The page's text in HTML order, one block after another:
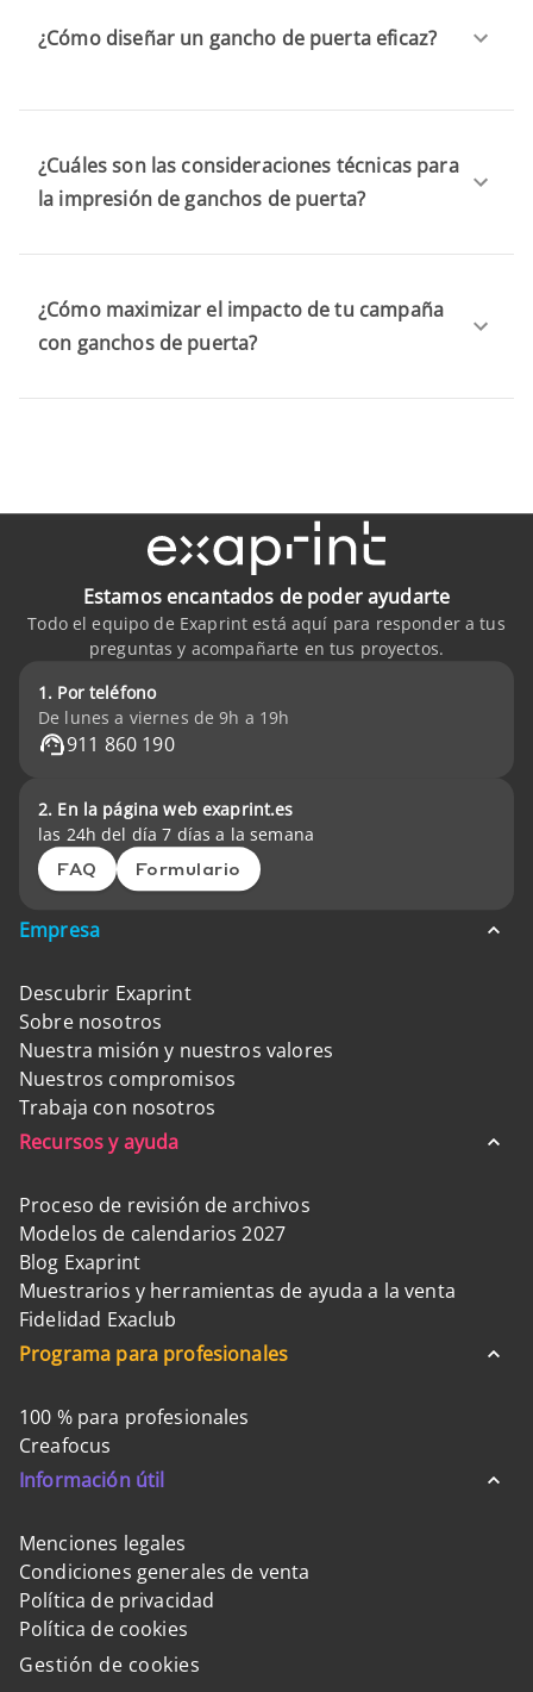
¿Cómo diseñar un gancho de puerta eficaz?
¿Cuáles son las consideraciones técnicas para
la impresión de ganchos de puerta?
¿Cómo maximizar el impacto de tu campaña
con ganchos de puerta?
Estamos encantados de poder ayudarte
Todo el equipo de Exaprint está aquí para responder a tus
preguntas y acompañarte en tus proyectos.
1. Por teléfono
De lunes a viernes de 9h a 19h
911 860 190
2. En la página web exaprint.es
las 24h del día 7 días a la semana
FAQ Formulario
Empresa
Descubrir Exaprint
Sobre nosotros
Nuestra misión y nuestros valores
Nuestros compromisos
Trabaja con nosotros
Recursos y ayuda
Proceso de revisión de archivos
Modelos de calendarios 2027
Blog Exaprint
Muestrarios y herramientas de ayuda a la venta
Fidelidad Exaclub
Programa para profesionales
100 % para profesionales
Creafocus
Información útil
Menciones legales
Condiciones generales de venta
Política de privacidad
Política de cookies
Gestión de cookies